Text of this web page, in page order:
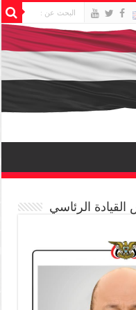
الرئاسي